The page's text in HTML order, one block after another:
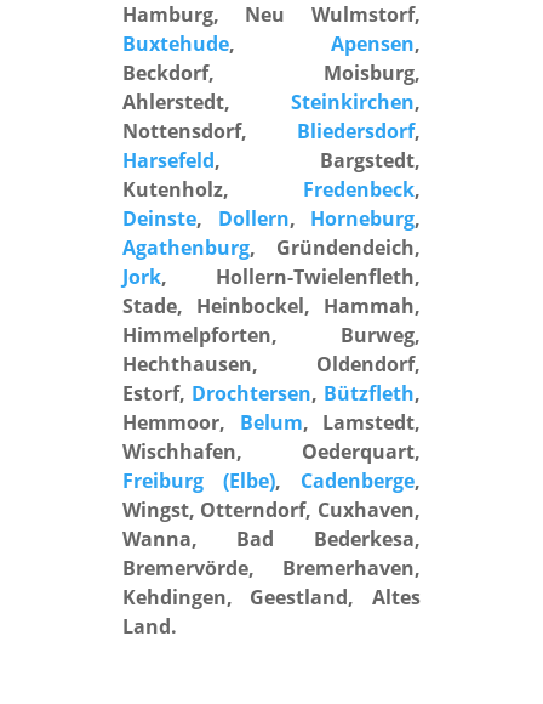
Hamburg, Neu Wulmstorf,
Buxtehude,Apensen,
Beckdorf, Moisburg,
Ahlerstedt,Steinkirchen,
Nottensdorf, Bliedersdorf,
Harsefeld, Bargstedt,
Kutenholz, Fredenbeck,
Deinste, Dollern, Horneburg,
Agathenburg, Gründendeich,
Jork, Hollern-Twielenfleth,
Stade, Heinbockel, Hammah,
Himmelpforten, Burweg,
Hechthausen, Oldendorf,
Estorf, Drochtersen, Bützfleth,
Hemmoor, Belum, Lamstedt,
Wischhafen, Oederquart,
Freiburg (Elbe), Cadenberge,
Wingst, Otterndorf, Cuxhaven,
Wanna, Bad Bederkesa,
Bremervörde, Bremerhaven,
Kehdingen, Geestland, Altes
Land.